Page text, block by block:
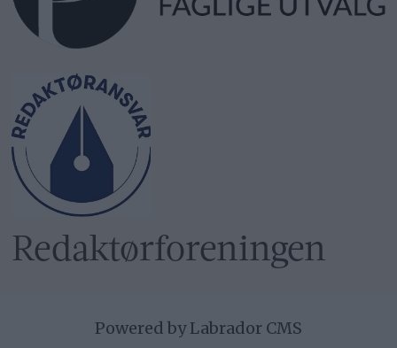
Redaktør­foreningen
Powered by Labrador CMS